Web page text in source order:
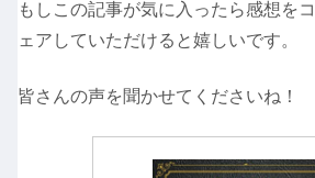
もしこの記事が気に入ったら感想を
ェアしていただけると嬉しいです。
皆さんの声を聞かせてくださいね！